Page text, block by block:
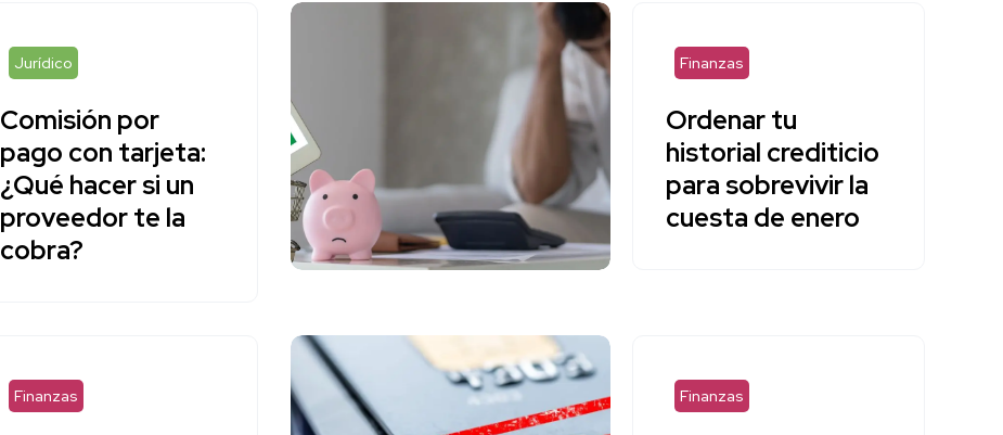
Jurídico
Comisión por
pago con tarjeta:
¿Qué hacer si un
proveedor te la
cobra?
Finanzas
Ordenar tu
historial crediticio
para sobrevivir la
cuesta de enero
Finanzas Finanzas